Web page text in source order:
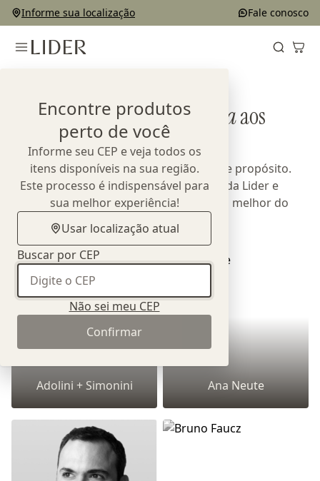
Informe sua localização Fale conosco
Encontre produtos
perto de você
Informe seu CEP e veja todos os
itens disponíveis na sua região.
Este processo é indispensável para
sua melhor experiência!
Usar localização atual
Buscar por CEP
Não sei meu CEP
Confirmar
Conheçaquem dá vidaaos
produtos Lider
Parcerias que unem talento, técnica e propósito.
Cada coleção expressa a essência da Lider e
reafirma nosso compromisso com o melhor do
Adolini + Simonini Ana Neute